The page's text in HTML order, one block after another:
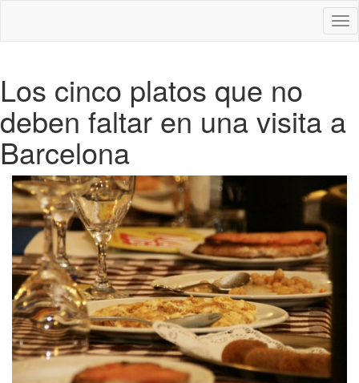
Los cinco platos que no
deben faltar en una visita a
Barcelona